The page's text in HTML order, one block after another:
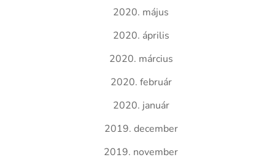
2020. május
2020. április
2020. március
2020. február
2020. január
2019. december
2019. november